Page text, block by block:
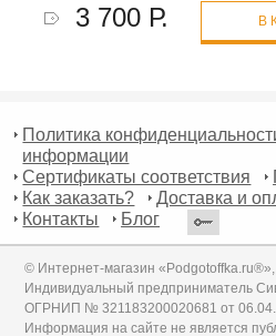
3 700 Р. В
Политика
информации
Сертификаты соответствия
Как заказать?
Доставка и
Контакты
Блог
© Интернет-магазин
Индивидуальный предприниматель
ОГРНИП № 321183200020681 от
Информация на сайте не является